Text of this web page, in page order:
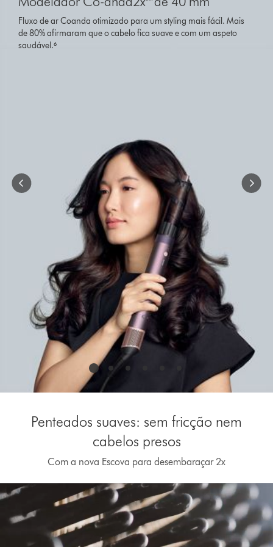
Fluxo de ar Coanda otimizado para um styling mais fácil. Mais
de 80% afirmaram que o cabelo fica suave e com um aspeto
saudável.⁶
Penteados suaves: sem fricção nem
cabelos presos
Com a nova Escova para desembaraçar 2x